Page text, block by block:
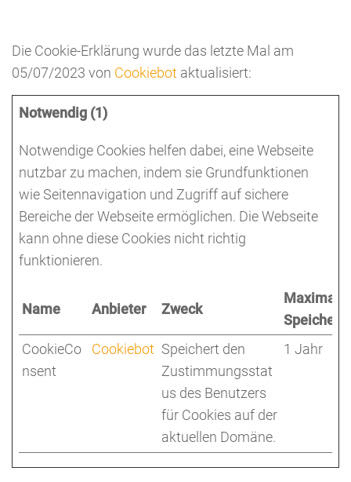
Die Cookie-Erklärung wurde das letzte Mal am
05/07/2023 von Cookiebot aktualisiert:
Notwendig (1)
Notwendige Cookies helfen dabei, eine Webseite
nutzbar zu machen, indem sie Grundfunktionen
wie Seitennavigation und Zugriff auf sichere
Bereiche der Webseite ermöglichen. Die Webseite
kann ohne diese Cookies nicht richtig
funktionieren.
Name Anbieter Zweck
Maximale
CookieCo
nsent
Cookiebot Speichert den
Zustimmungsstat
us des Benutzers
für Cookies auf der
aktuellen Domäne.
1 Jahr